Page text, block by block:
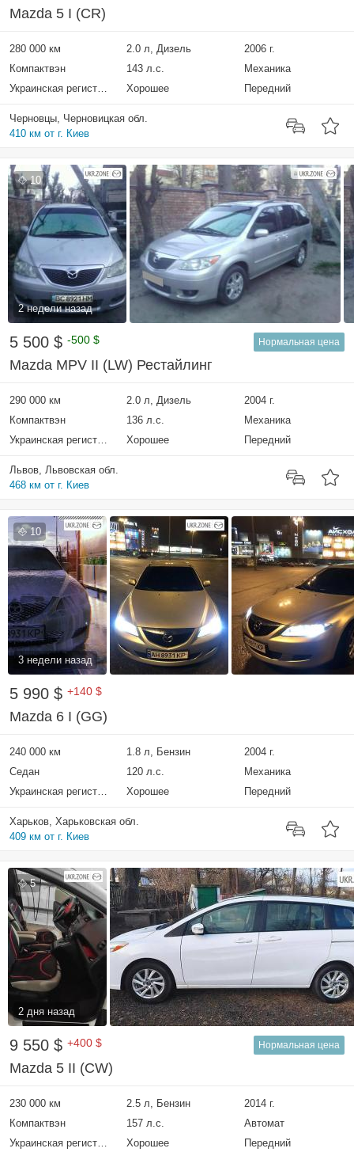
Mazda 5 I (CR)
280 000 км 2.0 л, Дизель
2006 г.
Компактвэн
143 л.с.
Механика
Украинская регистрация
Хорошее Передний
Черновцы, Черновицкая обл.
410 км от г. Киев
10
2 недели назад
5 500 $ -500 $ Нормальная цена
Mazda MPV II (LW) Рестайлинг
290 000 км 2.0 л, Дизель
2004 г.
Компактвэн
136 л.с.
Механика
Украинская регистрация
Хорошее Передний
Львов, Львовская обл.
468 км от г. Киев
10
3 недели назад
5 990 $ +140 $
Mazda 6 I (GG)
240 000 км 1.8 л, Бензин
2004 г.
Седан
120 л.с.
Механика
Украинская регистрация
Хорошее Передний
Харьков, Харьковская обл.
409 км от г. Киев
5
2 дня назад
9 550 $ +400 $ Нормальная цена
Mazda 5 II (CW)
230 000 км 2.5 л, Бензин
2014 г.
Компактвэн
157 л.с.
Автомат
Украинская регистрация
Хорошее Передний